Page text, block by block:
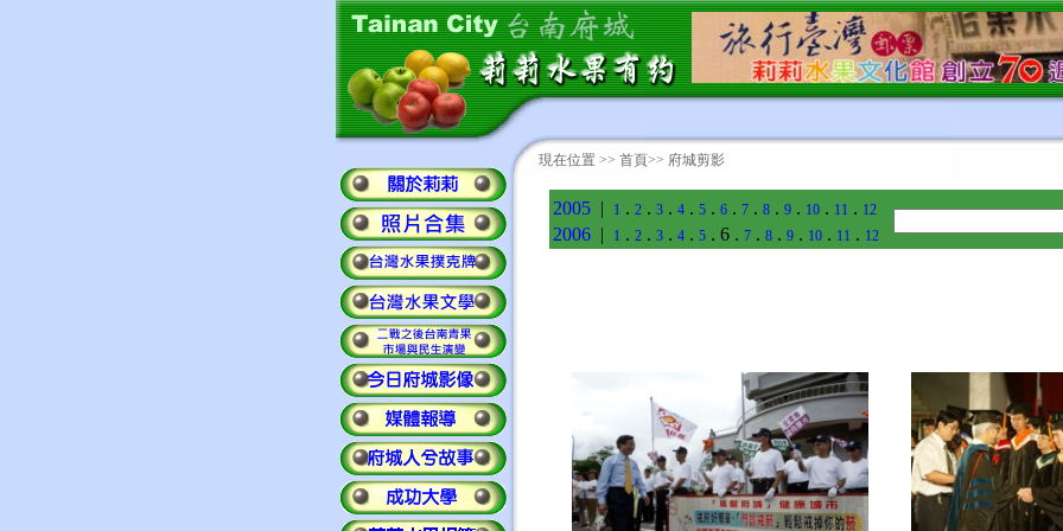
2005 | 1 . 2 . 3 . 4 . 5 . 6 . 7 . 8 . 9 . 10 . 11 . 12
2006 | 1 . 2 . 3 . 4 . 5 . 6 . 7 . 8 . 9 . 10 . 11 . 12
現在位置 >> 首頁>> 府城剪影